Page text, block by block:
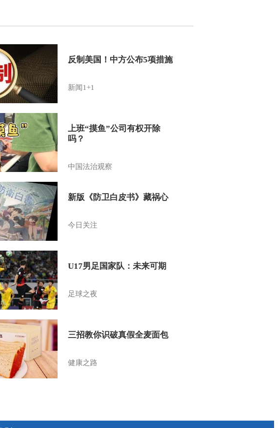
反制美国！中方公布5项措施
新闻1+1
上班“摸鱼”公司有权开除
吗？
中国法治观察
新版《防卫白皮书》藏祸心
今日关注
U17男足国家队：未来可期
足球之夜
三招教你识破真假全麦面包
健康之路